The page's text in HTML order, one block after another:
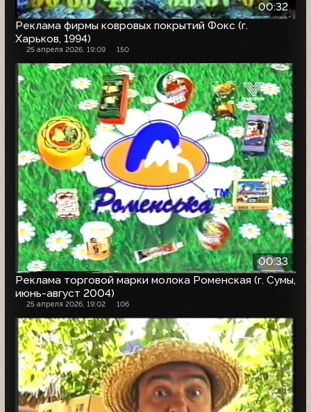
00:32
Реклама фирмы ковровых покрытий Фокс (г.
Харьков, 1994)
25 апреля 2026, 19:09 150
00:33
Реклама торговой марки молока Роменская (г. Сумы,
июнь-август 2004)
25 апреля 2026, 19:02 106